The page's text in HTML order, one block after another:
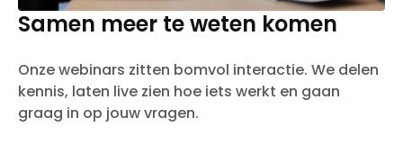
Samen meer te weten komen
Onze webinars zitten bomvol interactie. We delen
kennis, laten live zien hoe iets werkt en gaan
graag in op jouw vragen.